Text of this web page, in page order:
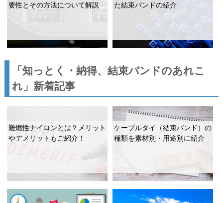
要性とその方法について解説
た結束バンドの紹介
「知っとく・納得、結束バンドのあれこ
れ」新着記事
難燃性ナイロンとは？メリット
やデメリットもご紹介！
ケーブルタイ（結束バンド）の
種類を素材別・用途別に紹介